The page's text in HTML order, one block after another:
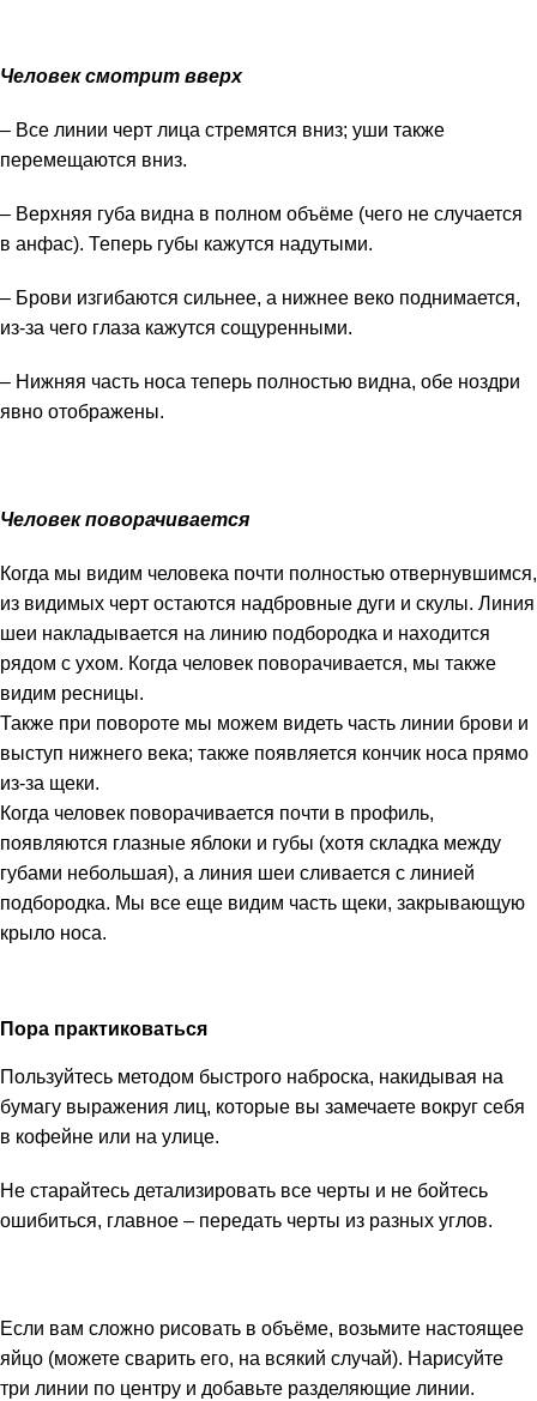
Человек смотрит вверх
– Все линии черт лица стремятся вниз; уши также
перемещаются вниз.
– Верхняя губа видна в полном объёме (чего не случается
в анфас). Теперь губы кажутся надутыми.
– Брови изгибаются сильнее, а нижнее веко поднимается,
из-за чего глаза кажутся сощуренными.
– Нижняя часть носа теперь полностью видна, обе ноздри
явно отображены.
Человек поворачивается
Когда мы видим человека почти полностью отвернувшимся,
из видимых черт остаются надбровные дуги и скулы. Линия
шеи накладывается на линию подбородка и находится
рядом с ухом. Когда человек поворачивается, мы также
видим ресницы.
Также при повороте мы можем видеть часть линии брови и
выступ нижнего века; также появляется кончик носа прямо
из-за щеки.
Когда человек поворачивается почти в профиль,
появляются глазные яблоки и губы (хотя складка между
губами небольшая), а линия шеи сливается с линией
подбородка. Мы все еще видим часть щеки, закрывающую
крыло носа.
Пора практиковаться
Пользуйтесь методом быстрого наброска, накидывая на
бумагу выражения лиц, которые вы замечаете вокруг себя
в кофейне или на улице.
Не старайтесь детализировать все черты и не бойтесь
ошибиться, главное – передать черты из разных углов.
Если вам сложно рисовать в объёме, возьмите настоящее
яйцо (можете сварить его, на всякий случай). Нарисуйте
три линии по центру и добавьте разделяющие линии.